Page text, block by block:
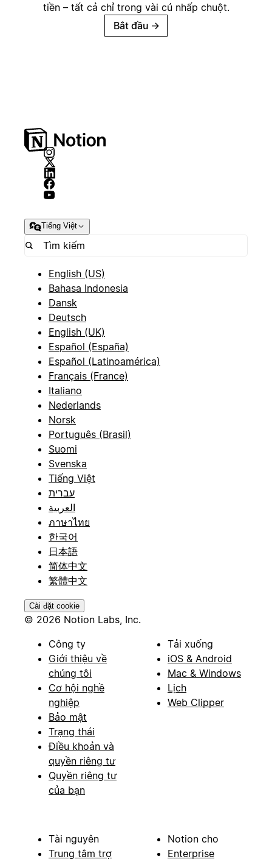
tiền – tất cả chỉ trong vài cú nhấp chuột.
Bắt đầu →
Tiếng Việt
English (US)
Bahasa Indonesia
Dansk
Deutsch
English (UK)
Español (España)
Español (Latinoamérica)
Français (France)
Italiano
Nederlands
Norsk
Português (Brasil)
Suomi
Svenska
Tiếng Việt
עברית
العربية
ภาษาไทย
한국어
日本語
简体中文
繁體中文
Cài đặt cookie
© 2026 Notion Labs, Inc.
Công ty
Giới thiệu về
chúng tôi
Cơ hội nghề
nghiệp
Bảo mật
Trạng thái
Điều khoản và
quyền riêng tư
Quyền riêng tư
của bạn
Tải xuống
iOS & Android
Mac & Windows
Lịch
Web Clipper
Tài nguyên
Trung tâm trợ
Notion cho
Enterprise